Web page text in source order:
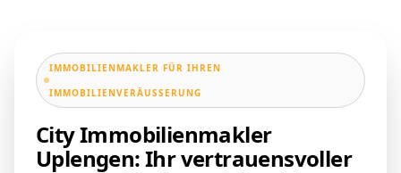
IMMOBILIENMAKLER FÜR IHREN
IMMOBILIENVERÄUSSERUNG
City Immobilienmakler
Uplengen: Ihr vertrauensvoller